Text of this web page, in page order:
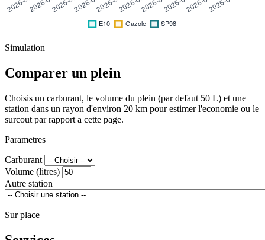
Simulation
Comparer un plein
Choisis un carburant, le volume du plein (par defaut 50 L) et une
station dans un rayon d'environ 20 km pour estimer l'economie ou le
surcout par rapport a cette page.
Parametres
Carburant
Volume (litres)
Autre station
Sur place